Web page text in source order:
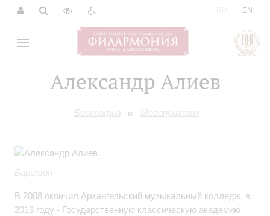
EN
Александр Алиев
Биография Мероприятия
Баритон
В 2008 окончил Архангельский музыкальный колледж, в
2013 году - Государственную классическую академию